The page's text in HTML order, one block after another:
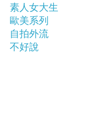
素人女大生
歐美系列
自拍外流
不好說